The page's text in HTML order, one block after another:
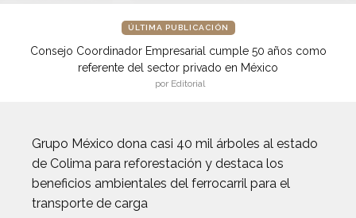
ÚLTIMA PUBLICACIÓN
Consejo Coordinador Empresarial cumple 50 años como
referente del sector privado en México
por Editorial
Grupo México dona casi 40 mil árboles al estado
de Colima para reforestación y destaca los
beneficios ambientales del ferrocarril para el
transporte de carga